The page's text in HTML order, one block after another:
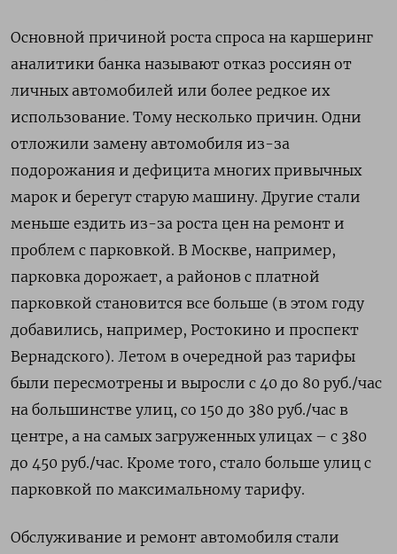
Основной причиной роста спроса на каршеринг
аналитики банка называют отказ россиян от
личных автомобилей или более редкое их
использование. Тому несколько причин. Одни
отложили замену автомобиля из-за
подорожания и дефицита многих привычных
марок и берегут старую машину. Другие стали
меньше ездить из-за роста цен на ремонт и
проблем с парковкой. В Москве, например,
парковка дорожает, а районов с платной
парковкой становится все больше (в этом году
добавились, например, Ростокино и проспект
Вернадского). Летом в очередной раз тарифы
были пересмотрены и выросли с 40 до 80 руб./час
на большинстве улиц, со 150 до 380 руб./час в
центре, а на самых загруженных улицах – с 380
до 450 руб./час. Кроме того, стало больше улиц с
парковкой по максимальному тарифу.
Обслуживание и ремонт автомобиля стали